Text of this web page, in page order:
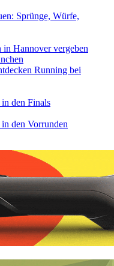
Sprünge, Würfe,
Hannover vergeben
Running bei
den Finals
den Vorrunden